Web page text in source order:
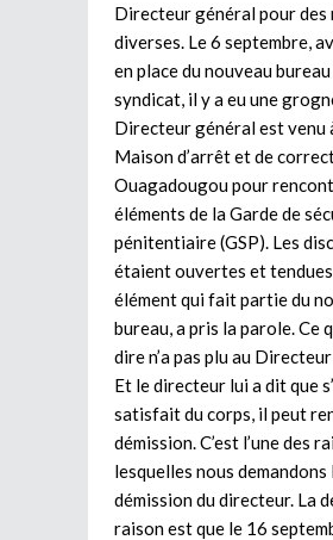
Directeur général pour des
diverses. Le 6 septembre,
en place du nouveau
syndicat, il y a eu une
Directeur général est venu
Maison d’arrêt et de
Ouagadougou pour
éléments de la Garde de
pénitentiaire (GSP). Les
étaient ouvertes et
élément qui fait partie du
bureau, a pris la parole. Ce
dire n’a pas plu au
Et le directeur lui a dit que
satisfait du corps, il peut
démission. C’est l’une des
lesquelles nous demandons
démission du directeur. La
raison est que le 16